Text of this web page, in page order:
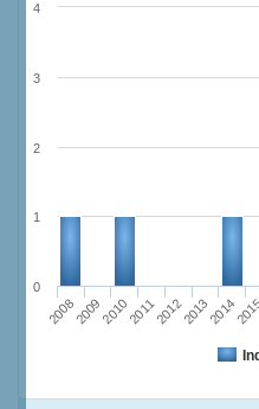
2008200920102011201220132014
0
1
2
3
4